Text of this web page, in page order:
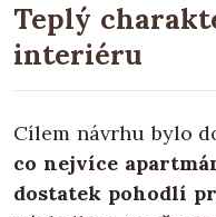
Teplý
interiéru
Cílem návrhu bylo
co nejvíce
dostatek pohodlí